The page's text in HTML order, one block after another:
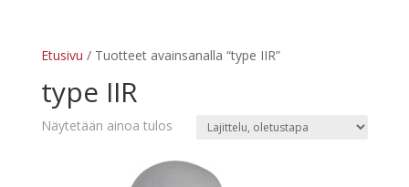
Etusivu / Tuotteet avainsanalla “type IIR”
type IIR
Näytetään ainoa tulos